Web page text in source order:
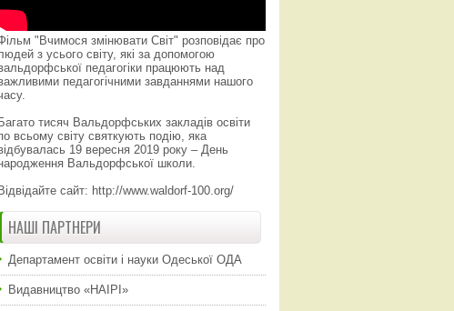
"Вчимося змінювати Світ" розповідає про
з усього світу, які за допомогою
педагогіки працюють над
педагогічними завданнями нашого
тисяч Вальдорфських закладів освіти
всьому світу святкують подію, яка
19 вересня 2019 року – День
Вальдорфської школи.
сайт: http://www.waldorf-100.org/
НАШІ ПАРТНЕРИ
Департамент освіти і науки Одеської ОДА
Видавництво «НАІРІ»